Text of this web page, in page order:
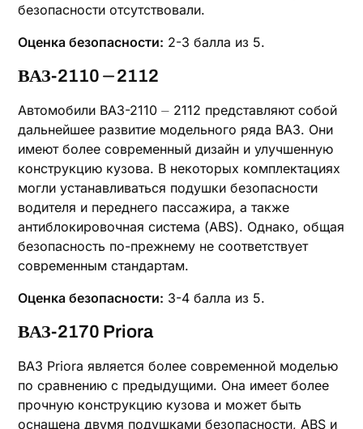
безопасности отсутствовали.
Оценка безопасности: 2-3 балла из 5.
ВАЗ-2110 ⏤ 2112
Автомобили ВАЗ-2110 ⏤ 2112 представляют собой
дальнейшее развитие модельного ряда ВАЗ. Они
имеют более современный дизайн и улучшенную
конструкцию кузова. В некоторых комплектациях
могли устанавливаться подушки безопасности
водителя и переднего пассажира, а также
антиблокировочная система (ABS). Однако, общая
безопасность по-прежнему не соответствует
современным стандартам.
Оценка безопасности: 3-4 балла из 5.
ВАЗ-2170 Priora
ВАЗ Priora является более современной моделью
по сравнению с предыдущими. Она имеет более
прочную конструкцию кузова и может быть
оснащена двумя подушками безопасности, ABS и